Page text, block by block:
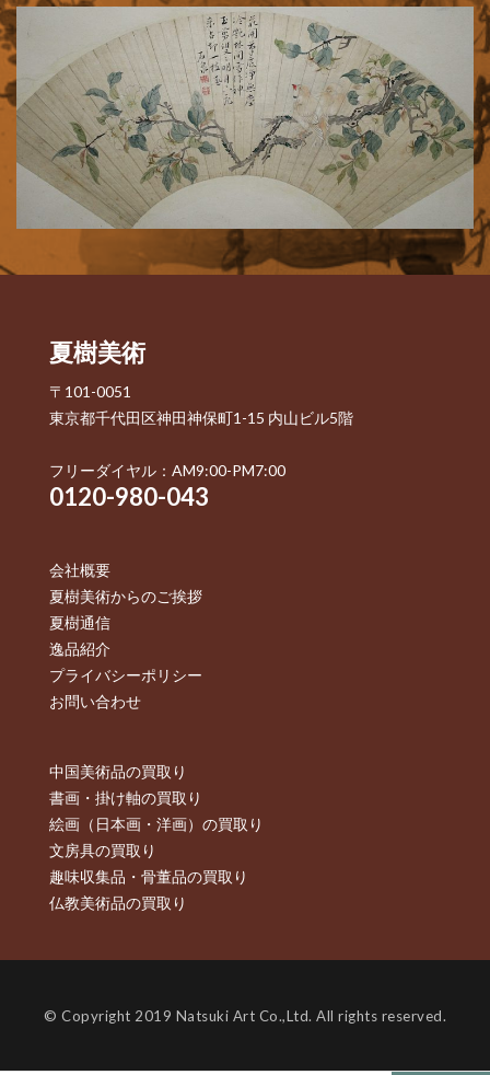
夏樹美術
〒101-0051
東京都千代田区神田神保町1-15 内山ビル5階
フリーダイヤル：AM9:00-PM7:00
0120-980-043
会社概要
夏樹美術からのご挨拶
夏樹通信
逸品紹介
プライバシーポリシー
お問い合わせ
中国美術品の買取り
書画・掛け軸の買取り
絵画（日本画・洋画）の買取り
文房具の買取り
趣味収集品・骨董品の買取り
仏教美術品の買取り
© Copyright 2019 Natsuki Art Co.,Ltd. All rights reserved.